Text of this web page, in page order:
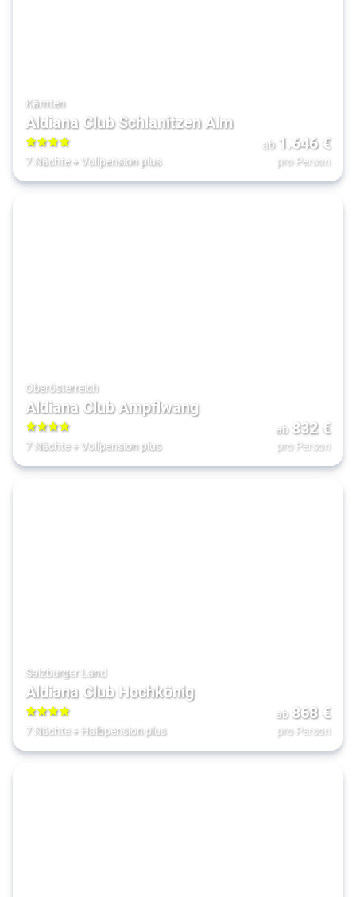
Kärnten
Aldiana Club Schlanitzen Alm
4
7 Nächte+ Vollpension plus
ab 1.646€
pro Person
Oberösterreich
Aldiana Club Ampflwang
4
7 Nächte+ Vollpension plus
ab 832€
pro Person
Salzburger Land
Aldiana Club Hochkönig
4
7 Nächte+ Halbpension plus
ab 868€
pro Person